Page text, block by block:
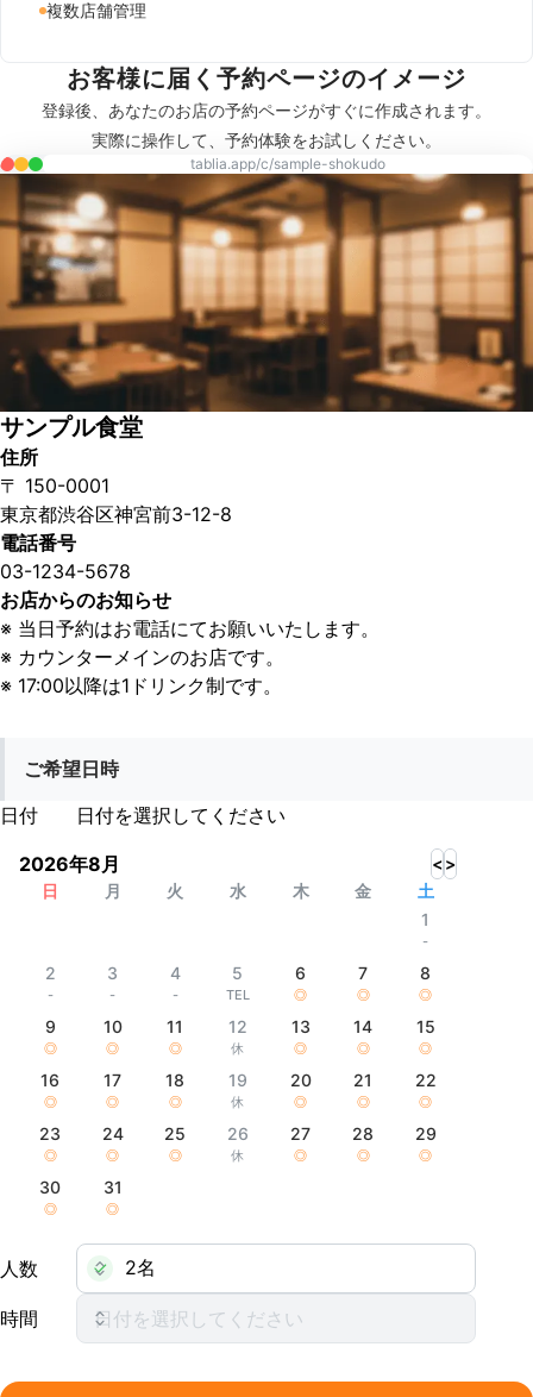
複数店舗管理
お客様に届く予約ページのイメージ
登録後、あなたのお店の予約ページがすぐに作成されます。
実際に操作して、予約体験をお試しください。
tablia.app/c/sample-shokudo
サンプル食堂
住所
〒 150-0001
東京都渋谷区神宮前3-12-8
電話番号
03-1234-5678
お店からのお知らせ
※ 当日予約はお電話にてお願いいたします。
※ カウンターメインのお店です。
※ 17:00以降は1ドリンク制です。
ご希望日時
日付
日付を選択してください
2026年8月 <>
日
月 火 水 木 金
土
1
-
2
-
3
-
4
-
5
TEL
6
◎
7
◎
8
◎
9
◎
10
◎
11
◎
12
休
13
◎
14
◎
15
◎
16
◎
17
◎
18
◎
19
休
20
◎
21
◎
22
◎
23
◎
24
◎
25
◎
26
休
27
◎
28
◎
29
◎
30
◎
31
◎
人数
時間